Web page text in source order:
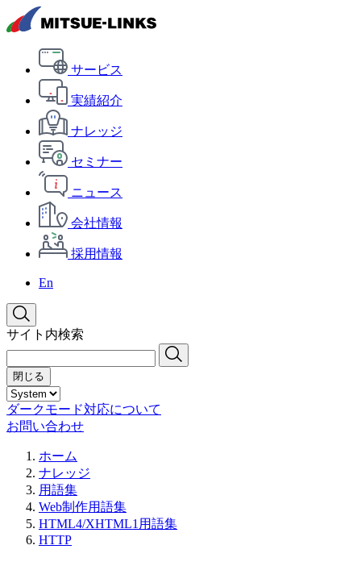
サービス
実績紹介
ナレッジ
セミナー
ニュース
会社情報
採用情報
En
サイト内検索
閉じる
ダークモード対応について
お問い合わせ
ホーム
ナレッジ
用語集
Web制作用語集
HTML4/XHTML1用語集
HTTP